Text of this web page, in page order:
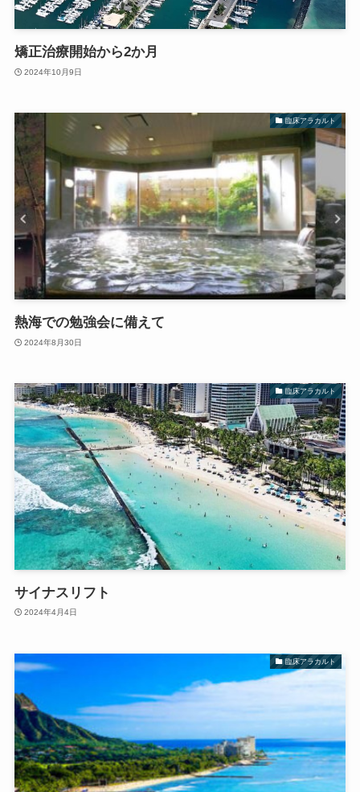
矯正治療開始から2か月
2024年10月9日
臨床アラカルト
熱海での勉強会に備えて
2024年8月30日
臨床アラカルト
サイナスリフト
2024年4月4日
臨床アラカルト